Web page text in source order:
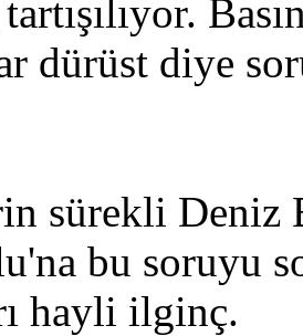
dürüst diye
sürekli Deniz
bu soruyu
hayli ilginç.